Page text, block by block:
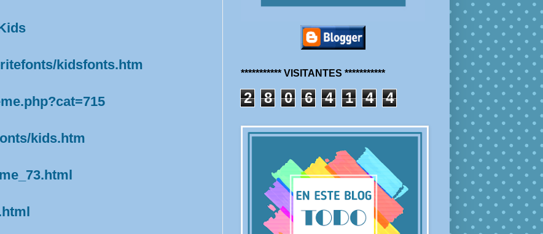
kidsfonts.htm
kids.htm
*********** VISITANTES ***********
2 8 0 6 4 1 4 4